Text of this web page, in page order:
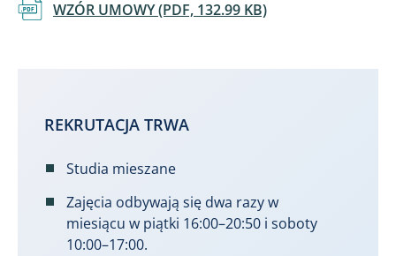
DokumentWZÓR UMOWY (PDF, 132.99 KB)
REKRUTACJA TRWA
Studia mieszane
Zajęcia odbywają się dwa razy w
miesiącu w piątki 16:00–20:50 i soboty
10:00–17:00.